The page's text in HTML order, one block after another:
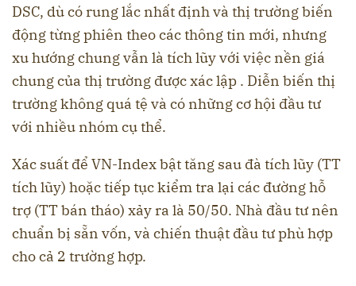
DSC, dù có rung lắc nhất định và thị trường biến
động từng phiên theo các thông tin mới, nhưng
xu hướng chung vẫn là tích lũy với việc nền giá
chung của thị trường được xác lập . Diễn biến thị
trường không quá tệ và có những cơ hội đầu tư
với nhiều nhóm cụ thể.
Xác suất để VN-Index bật tăng sau đà tích lũy (TT
tích lũy) hoặc tiếp tục kiểm tra lại các đường hỗ
trợ (TT bán tháo) xảy ra là 50/50. Nhà đầu tư nên
chuẩn bị sẵn vốn, và chiến thuật đầu tư phù hợp
cho cả 2 trường hợp.